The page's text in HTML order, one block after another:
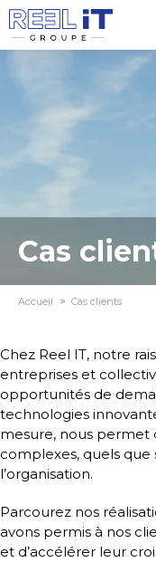
Cas
Accueil Cas clients
Chez Reel IT, notre
entreprises et
opportunités de
technologies
mesure, nous permet
complexes, quels
l’organisation.
Parcourez nos
avons permis à nos
et d’accélérer leur